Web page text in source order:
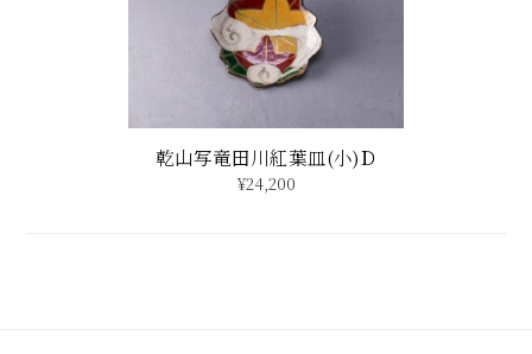
乾山写竜田川紅葉皿(小)Ｄ
¥24,200